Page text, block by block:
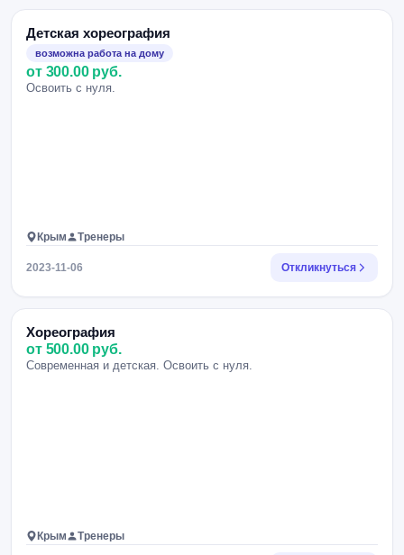
Детская хореография
возможна работа на дому
от 300.00 руб.
Освоить с нуля.
Крым Тренеры
2023-11-06 Откликнуться
Хореография
от 500.00 руб.
Современная и детская. Освоить с нуля.
Крым Тренеры